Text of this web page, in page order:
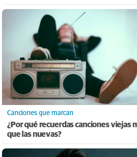
Canciones que marcan
¿Por qué recuerdas canciones viejas
que las nuevas?